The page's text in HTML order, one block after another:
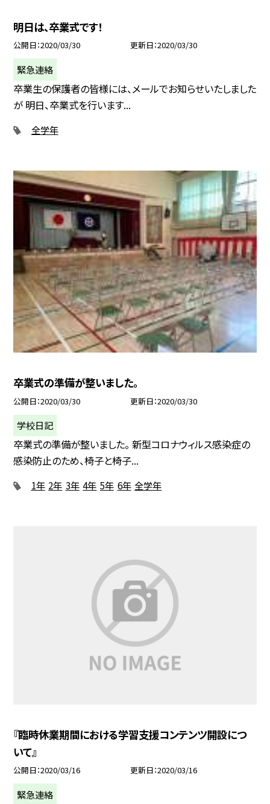
明日は、卒業式です！
公開日 2020/03/30 更新日 2020/03/30
緊急連絡
卒業生の保護者の皆様には、メールでお知らせいたしました
が 明日、卒業式を行います...
全学年
卒業式の準備が整いました。
公開日 2020/03/30 更新日 2020/03/30
学校日記
卒業式の準備が整いました。 新型コロナウィルス感染症の
感染防止のため、椅子と椅子...
1年 2年 3年 4年 5年 6年 全学年
『臨時休業期間における学習支援コンテンツ開設につ
いて』
公開日 2020/03/16 更新日 2020/03/16
緊急連絡